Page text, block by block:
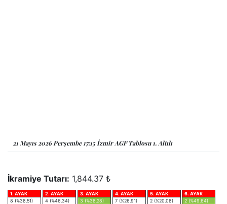
21 Mayıs 2026 Perşembe 17:15 İzmir AGF Tablosu 1. Altılı
İkramiye Tutarı: 1,844.37 ₺
1. AYAK
8 (%38.51)
2. AYAK
4 (%46.34)
3. AYAK
3 (%38.28)
4. AYAK
7 (%26.91)
5. AYAK
2 (%20.08)
6. AYAK
2 (%49.64)